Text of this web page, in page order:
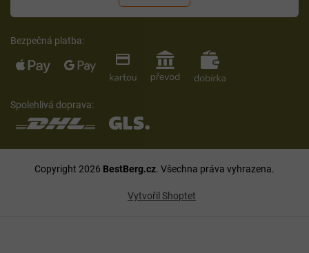
Bezpečná platba:
Spolehlivá doprava:
Vytvořil Shoptet
Copyright 2026 BestBerg.cz. Všechna práva vyhrazena.